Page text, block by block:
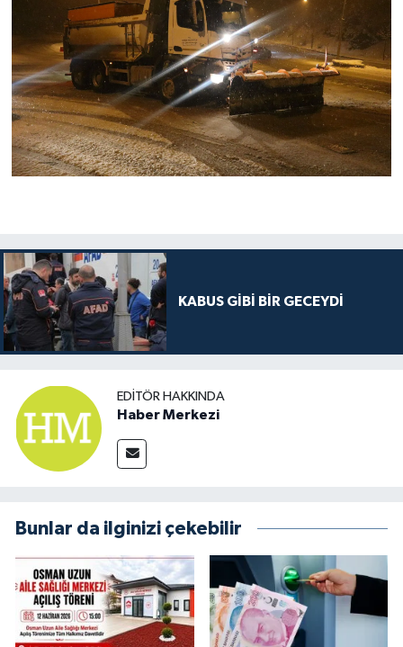
KABUS GİBİ BİR GECEYDİ
EDITÖR HAKKINDA
Haber Merkezi
Bunlar da ilginizi çekebilir